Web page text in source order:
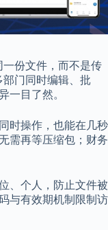
份文件，而不是传
门同时编辑、批
一目了然。
时操作，也能在几秒
需再等压缩包；财务
、个人，防止文件被
与有效期机制限制访